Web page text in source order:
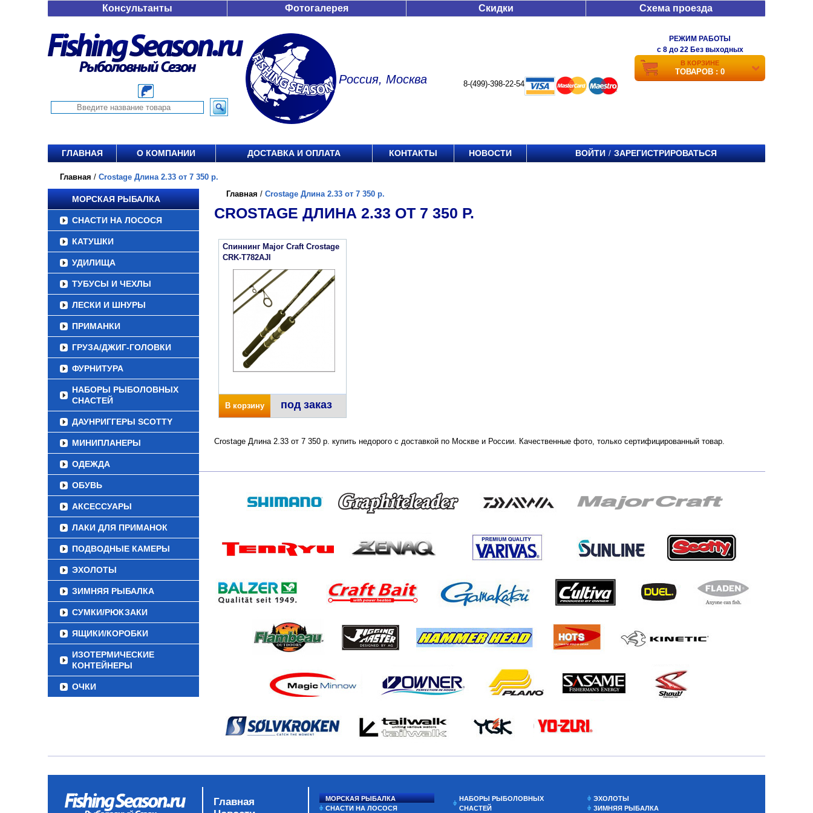
Консультанты Фотогалерея Скидки Схема проезда
Россия, Москва 8-(499)-398-22-54
РЕЖИМ РАБОТЫ
c 8 до 22 Без выходных
В КОРЗИНЕ
ТОВАРОВ : 0
ГЛАВНАЯ О КОМПАНИИ ДОСТАВКА И ОПЛАТА КОНТАКТЫ НОВОСТИ ВОЙТИ / ЗАРЕГИСТРИРОВАТЬСЯ
Главная / Crostage Длина 2.33 от 7 350 р.
МОРСКАЯ РЫБАЛКА
СНАСТИ НА ЛОСОСЯ
КАТУШКИ
УДИЛИЩА
ТУБУСЫ И ЧЕХЛЫ
ЛЕСКИ И ШНУРЫ
ПРИМАНКИ
ГРУЗА/ДЖИГ-ГОЛОВКИ
ФУРНИТУРА
НАБОРЫ РЫБОЛОВНЫХ
СНАСТЕЙ
ДАУНРИГГЕРЫ SCOTTY
МИНИПЛАНЕРЫ
ОДЕЖДА
ОБУВЬ
АКСЕССУАРЫ
ЛАКИ ДЛЯ ПРИМАНОК
ПОДВОДНЫЕ КАМЕРЫ
ЭХОЛОТЫ
ЗИМНЯЯ РЫБАЛКА
СУМКИ/РЮКЗАКИ
ЯЩИКИ/КОРОБКИ
ИЗОТЕРМИЧЕСКИЕ
КОНТЕЙНЕРЫ
ОЧКИ
Главная / Crostage Длина 2.33 от 7 350 р.
CROSTAGE ДЛИНА 2.33 ОТ 7 350 Р.
Спиннинг Major Craft Crostage
CRK-T782AJl
В корзину под заказ
Crostage Длина 2.33 от 7 350 р. купить недорого с доставкой по Москве и России. Качественные фото, только сертифицированный товар.
Главная
МОРСКАЯ РЫБАЛКА
СНАСТИ НА ЛОСОСЯ
НАБОРЫ РЫБОЛОВНЫХ
СНАСТЕЙ
ЭХОЛОТЫ
ЗИМНЯЯ РЫБАЛКА